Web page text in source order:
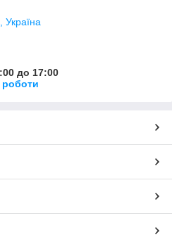
Україна
до 17:00
роботи